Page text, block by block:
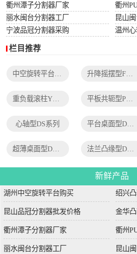
衢州潭子分割器厂家
衢州
丽水闽台分割器工厂
昆山
宁波品冠分割器采购
温州
栏目推荐
升降摇摆型FH系列
心轴型DS系列 平台桌面型DT系列
法兰凸缘型DF系列
新鲜产品
湖州中空旋转平台购买 绍兴
昆山品冠分割器批发价格 金华
衢州潭子分割器厂家 衢州
丽水闽台分割器工厂 昆山